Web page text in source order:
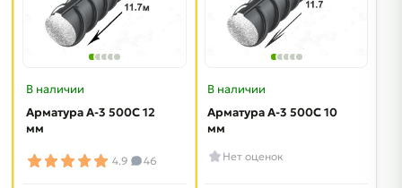
В наличии
Арматура A-3 500C 12
мм
4.9 46
В наличии
Арматура A-3 500C 10
мм
Нет оценок